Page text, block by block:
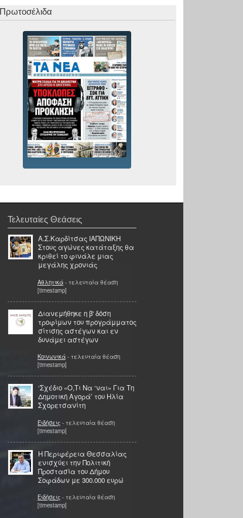
Πρωτοσέλιδα
Τελευταίες Θεάσεις
Α.Σ.Καρδίτσας ΙΑΠΩΝΙΚΗ
Στους αγώνες κατάταξης θα
κριθεί το φινάλε μιας
μεγάλης χρονιάς
Αθλητικά - τελευταία θέαση
[timestamp]
Διανεμήθηκε η β' δόση
τροφίμων του προγράμματος
σίτισης αστέγων και εν
δυνάμει αστέγων
Κοινωνικά - τελευταία θέαση
[timestamp]
‘Σχέδιο «Ο,Τι Να ‘ναι» Για Τη
Δημοτική Αγορά’ του Ηλία
Σχορετσανίτη
Ειδήσεις - τελευταία θέαση
[timestamp]
Η Περιφέρεια Θεσσαλίας
ενισχύει την Πολιτική
Προστασία του Δήμου
Σοφάδων με 300.000 ευρώ
Ειδήσεις - τελευταία θέαση
[timestamp]